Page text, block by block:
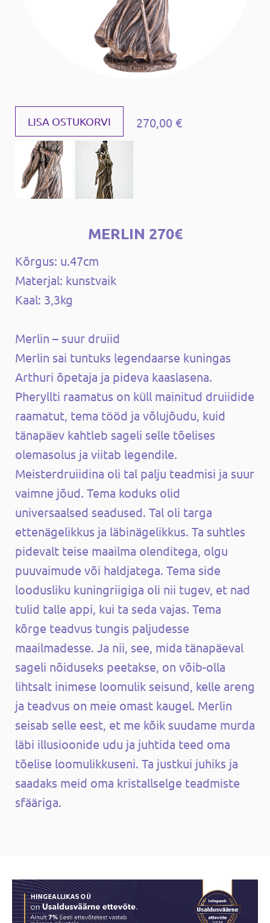
LISA OSTUKORVI 270,00 €
MERLIN 270€
Kõrgus: u.47cm
Materjal: kunstvaik
Kaal: 3,3kg
Merlin – suur druiid
Merlin sai tuntuks legendaarse kuningas
Arthuri õpetaja ja pideva kaaslasena.
Pheryllti raamatus on küll mainitud druiidide
raamatut, tema tööd ja võlujõudu, kuid
tänapäev kahtleb sageli selle tõelises
olemasolus ja viitab legendile.
Meisterdruiidina oli tal palju teadmisi ja suur
vaimne jõud. Tema koduks olid
universaalsed seadused. Tal oli targa
ettenägelikkus ja läbinägelikkus. Ta suhtles
pidevalt teise maailma olenditega, olgu
puuvaimude või haldjatega. Tema side
loodusliku kuningriigiga oli nii tugev, et nad
tulid talle appi, kui ta seda vajas. Tema
kõrge teadvus tungis paljudesse
maailmadesse. Ja nii, see, mida tänapäeval
sageli nõiduseks peetakse, on võib-olla
lihtsalt inimese loomulik seisund, kelle areng
ja teadvus on meie omast kaugel. Merlin
seisab selle eest, et me kõik suudame murda
läbi illusioonide udu ja juhtida teed oma
tõelise loomulikkuseni. Ta justkui juhiks ja
saadaks meid oma kristallselge teadmiste
sfääriga.